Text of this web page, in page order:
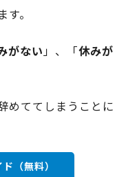
。
がない」、「休みが
めててしまうことに
（無料）